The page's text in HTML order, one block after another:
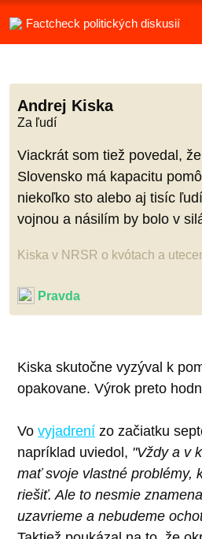
Factcheck politických diskusií
Andrej Kiska
Za ľudí
Viackrát som tiež povedal,
Slovensko má kapacitu
niekoľko sto alebo aj tisíc
vojnou a násilím by bolo v
Kiska v NRSR o kvótach a
Pravda
Kiska skutočne vyzýval k
opakovane. Výrok preto
Vo vyjadrení zo začiatku
napríklad uviedol, "Vždy a v
mať svoje vlastné problémy,
riešiť. Ale to nesmie
uzavrieme a nebudeme